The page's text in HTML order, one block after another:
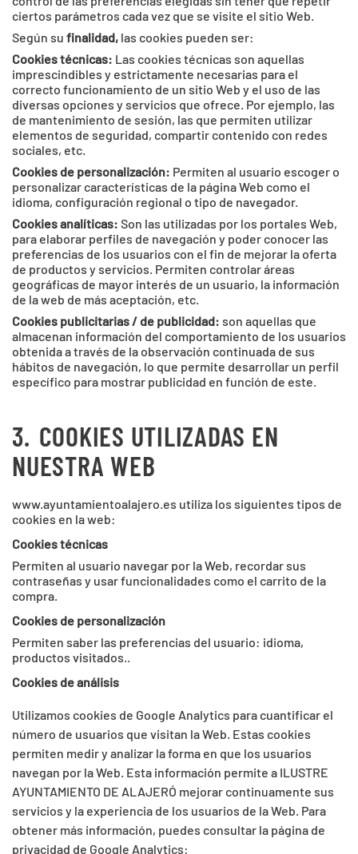
ciertos parámetros cada vez que se visite el sitio Web.
Según su finalidad, las cookies pueden ser:
Cookies técnicas: Las cookies técnicas son aquellas
imprescindibles y estrictamente necesarias para el
correcto funcionamiento de un sitio Web y el uso de las
diversas opciones y servicios que ofrece. Por ejemplo, las
de mantenimiento de sesión, las que permiten utilizar
elementos de seguridad, compartir contenido con redes
sociales, etc.
Cookies de personalización: Permiten al usuario escoger o
personalizar características de la página Web como el
idioma, configuración regional o tipo de navegador.
Cookies analíticas: Son las utilizadas por los portales Web,
para elaborar perfiles de navegación y poder conocer las
preferencias de los usuarios con el fin de mejorar la oferta
de productos y servicios. Permiten controlar áreas
geográficas de mayor interés de un usuario, la información
de la web de más aceptación, etc.
Cookies publicitarias / de publicidad: son aquellas que
almacenan información del comportamiento de los usuarios
obtenida a través de la observación continuada de sus
hábitos de navegación, lo que permite desarrollar un perfil
específico para mostrar publicidad en función de este.
3. COOKIES UTILIZADAS EN
NUESTRA WEB
www.ayuntamientoalajero.es utiliza los siguientes tipos de
cookies en la web:
Cookies técnicas
Permiten al usuario navegar por la Web, recordar sus
contraseñas y usar funcionalidades como el carrito de la
compra.
Cookies de personalización
Permiten saber las preferencias del usuario: idioma,
productos visitados..
Cookies de análisis
Utilizamos cookies de Google Analytics para cuantificar el
número de usuarios que visitan la Web. Estas cookies
permiten medir y analizar la forma en que los usuarios
navegan por la Web. Esta información permite a ILUSTRE
AYUNTAMIENTO DE ALAJERÓ mejorar continuamente sus
servicios y la experiencia de los usuarios de la Web. Para
obtener más información, puedes consultar la página de
privacidad de Google Analytics: